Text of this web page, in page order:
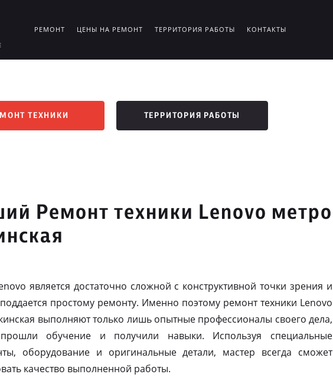
РЕМОНТ ЦЕНЫ НА РЕМОНТ ТЕРРИТОРИЯ РАБОТЫ КОНТАКТЫ
ТЕХНИКИ ТЕРРИТОРИЯ РАБОТЫ
Ремонт техники Lenovo метро
является достаточно сложной с конструктивной точки зрения и
простому ремонту. Именно поэтому ремонт техники Lenovo
выполняют только лишь опытные профессионалы своего дела,
обучение и получили навыки. Используя специальные
оборудование и оригинальные детали, мастер всегда сможет
качество выполненной работы.